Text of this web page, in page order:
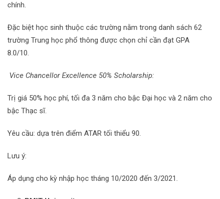
chính.
Đặc biệt học sinh thuộc các trường nằm trong danh sách 62
trường Trung học phổ thông được chọn chỉ cần đạt GPA
8.0/10.
Vice Chancellor Excellence 50% Scholarship:
Trị giá 50% học phí, tối đa 3 năm cho bậc Đại học và 2 năm cho
bậc Thạc sĩ.
Yêu cầu: dựa trên điểm ATAR tối thiểu 90.
Lưu ý:
Áp dụng cho kỳ nhập học tháng 10/2020 đến 3/2021.